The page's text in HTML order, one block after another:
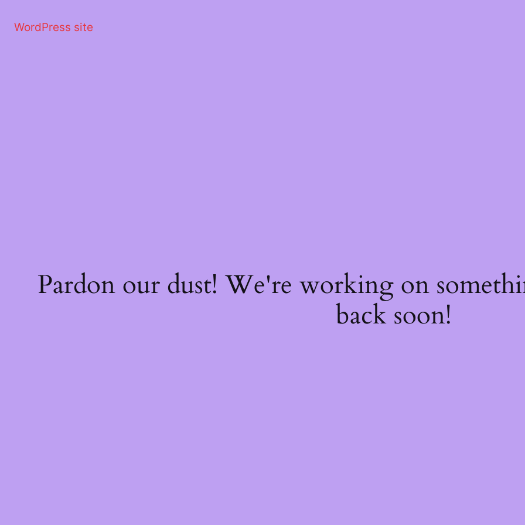
περιεχόμενο
WordPress site
Pardon our dust! We're working on
back soon!